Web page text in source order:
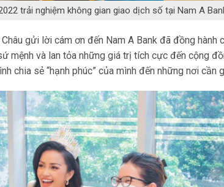
trải nghiệm không gian giao dịch số tại Nam A
gửi lời cám ơn đến Nam A Bank đã đồng hành
mệnh và lan tỏa những giá trị tích cực đến cộng
chia sẻ “hạnh phúc” của mình đến những nơi cần